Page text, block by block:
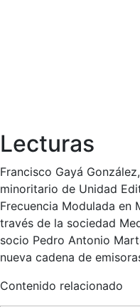
Lecturas
Francisco Gayá
minoritario de Unidad
Frecuencia Modulada en
través de la sociedad
socio Pedro Antonio
nueva cadena de
Contenido relacionado